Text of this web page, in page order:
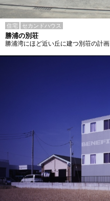
住宅 セカンドハウス
勝浦の別荘
勝浦湾にほど近い丘に建つ別荘の計画